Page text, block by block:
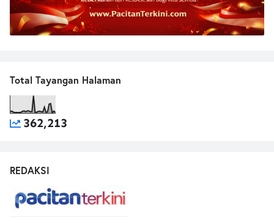
Total Tayangan Halaman
362,213
REDAKSI